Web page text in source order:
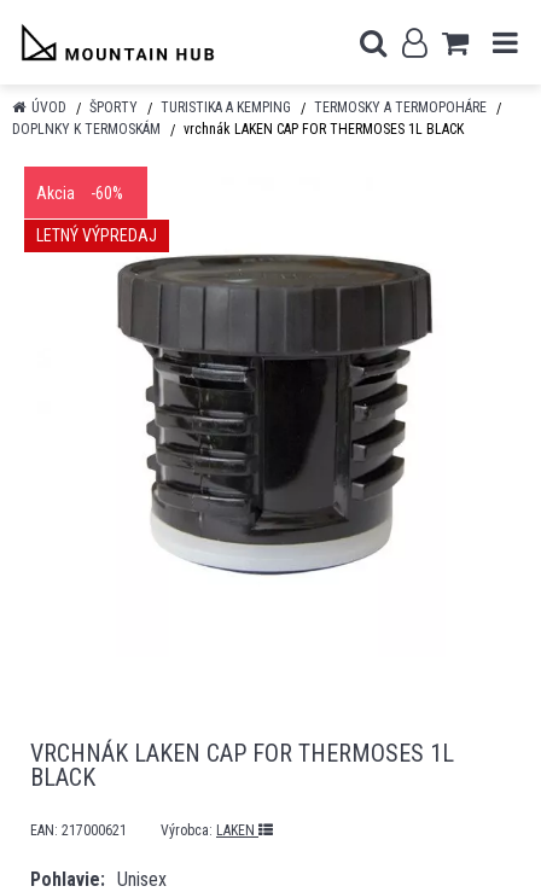
ÚVOD ŠPORTY TURISTIKA A KEMPING
TERMOSKY A TERMOPOHÁRE
DOPLNKY K TERMOSKÁM
vrchnák LAKEN CAP FOR THERMOSES 1L BLACK
Akcia -60%
LETNÝ VÝPREDAJ
VRCHNÁK LAKEN CAP FOR THERMOSES 1L
BLACK
EAN: 217000621 Výrobca: LAKEN
Pohlavie Unisex